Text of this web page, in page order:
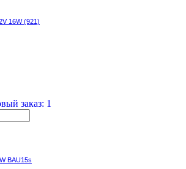
16W (921)
заказ: 1
BAU15s